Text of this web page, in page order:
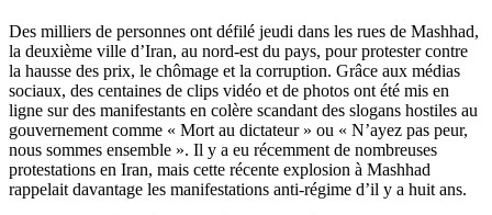
Des milliers de personnes ont défilé jeudi dans les rues de Mashhad,
la deuxième ville d’Iran, au nord-est du pays, pour protester contre
la hausse des prix, le chômage et la corruption. Grâce aux médias
sociaux, des centaines de clips vidéo et de photos ont été mis en
ligne sur des manifestants en colère scandant des slogans hostiles au
gouvernement comme « Mort au dictateur » ou « N’ayez pas peur,
nous sommes ensemble ». Il y a eu récemment de nombreuses
protestations en Iran, mais cette récente explosion à Mashhad
rappelait davantage les manifestations anti-régime d’il y a huit ans.